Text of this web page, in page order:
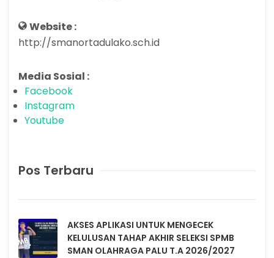
Website :
http://smanortadulako.sch.id
Media Sosial :
Facebook
Instagram
Youtube
Pos Terbaru
AKSES APLIKASI UNTUK MENGECEK
KELULUSAN TAHAP AKHIR SELEKSI SPMB
SMAN OLAHRAGA PALU T.A 2026/2027